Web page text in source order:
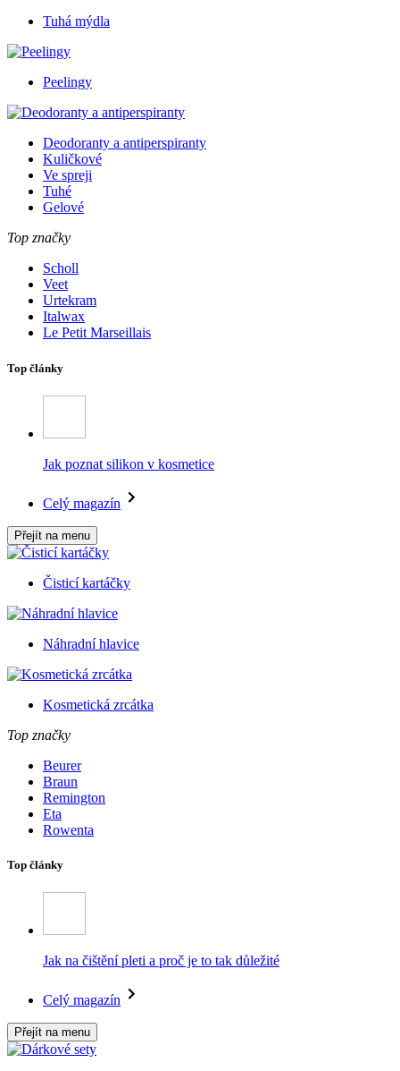
Tuhá mýdla
Peelingy
Deodoranty a antiperspiranty
Kuličkové
Ve spreji
Tuhé
Gelové
Top značky
Scholl
Veet
Urtekram
Italwax
Le Petit Marseillais
Top články
Jak poznat silikon v kosmetice
Celý magazín
Přejít na menu
Čisticí kartáčky
Náhradní hlavice
Kosmetická zrcátka
Top značky
Beurer
Braun
Remington
Eta
Rowenta
Top články
Jak na čištění pleti a proč je to tak důležité
Celý magazín
Přejít na menu